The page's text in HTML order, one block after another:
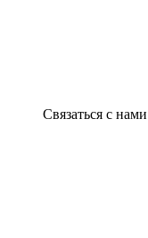
Связаться с нами